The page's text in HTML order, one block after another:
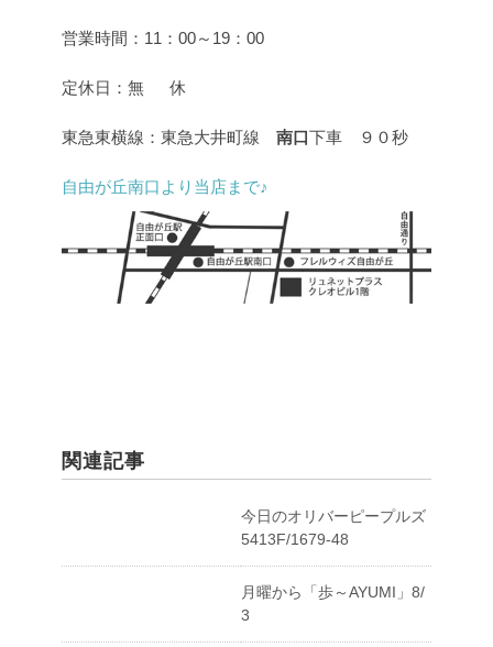
営業時間：11：00～19：00
定休日：無 休
東急東横線：東急大井町線 南口下車 ９０秒
自由が丘南口より当店まで♪
関連記事
今日のオリバーピープルズ
5413F/1679-48
月曜から「歩～AYUMI」8/
3